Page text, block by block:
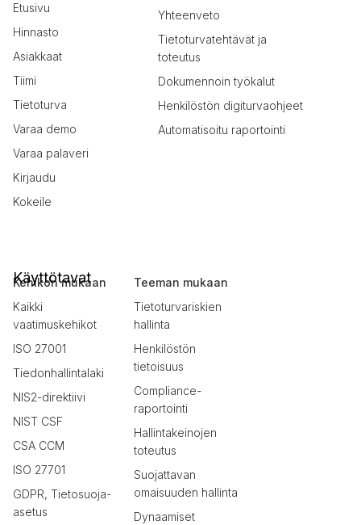
Etusivu
Hinnasto
Asiakkaat
Tiimi
Tietoturva
Varaa demo
Varaa palaveri
Kirjaudu
Kokeile
Yhteenveto
Tietoturvatehtävät ja
toteutus
Dokumennoin työkalut
Henkilöstön digiturvaohjeet
Automatisoitu raportointi
Käyttötavat
Kehikon mukaan
Kaikki
vaatimuskehikot
ISO 27001
Tiedonhallintalaki
NIS2-direktiivi
NIST CSF
CSA CCM
ISO 27701
GDPR, Tietosuoja-
asetus
Teeman mukaan
Tietoturvariskien
hallinta
Henkilöstön
tietoisuus
Compliance-
raportointi
Hallintakeinojen
toteutus
Suojattavan
omaisuuden hallinta
Dynaamiset